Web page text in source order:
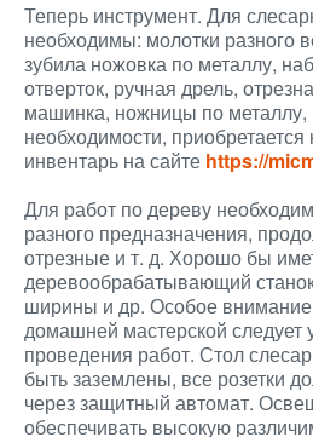
Теперь инструмент. Для
необходимы: молотки разного
зубила ножовка по металлу,
отверток, ручная дрель,
машинка, ножницы по
необходимости,
инвентарь на сайте https://
Для работ по дереву
разного предназначения,
отрезные и т. д. Хорошо бы
деревообрабатывающий
ширины и др. Особое внимание
домашней мастерской следует
проведения работ. Стол
быть заземлены, все розетки
через защитный автомат.
обеспечивать высокую